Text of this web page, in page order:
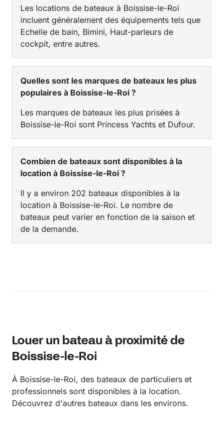
Les locations de bateaux à Boissise-le-Roi
incluent généralement des équipements tels que
Echelle de bain, Bimini, Haut-parleurs de
cockpit, entre autres.
Quelles sont les marques de bateaux les plus
populaires à Boissise-le-Roi ?
Les marques de bateaux les plus prisées à
Boissise-le-Roi sont Princess Yachts et Dufour.
Combien de bateaux sont disponibles à la
location à Boissise-le-Roi ?
Il y a environ 202 bateaux disponibles à la
location à Boissise-le-Roi. Le nombre de
bateaux peut varier en fonction de la saison et
de la demande.
Louer un bateau à proximité de
Boissise-le-Roi
À Boissise-le-Roi, des bateaux de particuliers et
professionnels sont disponibles à la location.
Découvrez d'autres bateaux dans les environs.